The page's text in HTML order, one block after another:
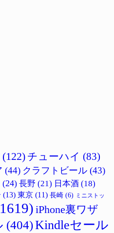
(122) チューハイ (83)
(44) クラフトビール (43)
(24) 長野 (21) 日本酒 (18)
(13) 東京 (11) 長崎 (6) ミニストッ
iPhone裏ワザ
(404)Kindleセール